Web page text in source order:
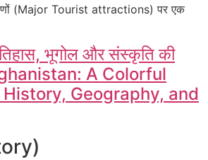
(Major Tourist attractions) पर एक
भूगोल और संस्कृति की
A Colorful
Geography, and